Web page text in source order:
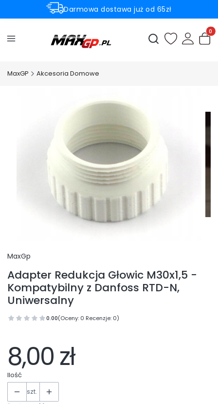
Darmowa dostawa już od 65zł
Otwórz
MaxGP Akcesoria Domowe
MaxGp
Adapter Redukcja Głowic M30x1,5 -
Kompatybilny z Danfoss RTD-N,
Uniwersalny
0.00(Oceny: 0 Recenzje: 0)
8,00 zł
Ilość
szt.